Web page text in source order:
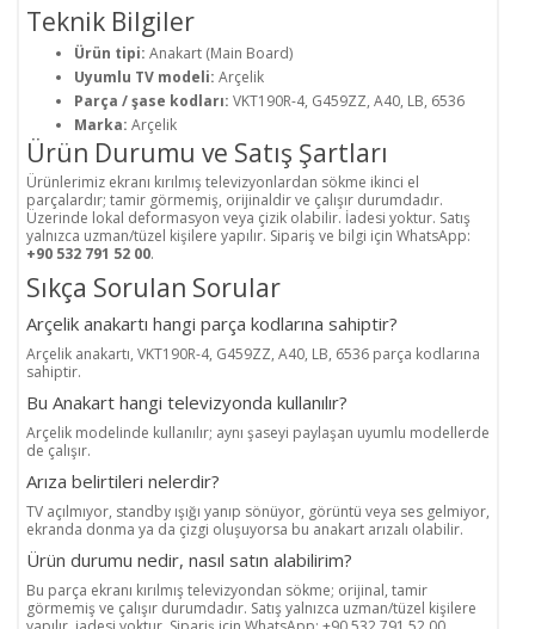
Teknik Bilgiler
Ürün tipi: Anakart (Main Board)
Uyumlu TV modeli: Arçelik
Parça / şase kodları: VKT190R-4, G459ZZ, A40, LB, 6536
Marka: Arçelik
Ürün Durumu ve Satış Şartları
Ürünlerimiz ekranı kırılmış televizyonlardan sökme ikinci el
parçalardır; tamir görmemiş, orijinaldir ve çalışır durumdadır.
Üzerinde lokal deformasyon veya çizik olabilir. İadesi yoktur. Satış
yalnızca uzman/tüzel kişilere yapılır. Sipariş ve bilgi için WhatsApp:
+90 532 791 52 00.
Sıkça Sorulan Sorular
Arçelik anakartı hangi parça kodlarına sahiptir?
Arçelik anakartı, VKT190R-4, G459ZZ, A40, LB, 6536 parça kodlarına
sahiptir.
Bu Anakart hangi televizyonda kullanılır?
Arçelik modelinde kullanılır; aynı şaseyi paylaşan uyumlu modellerde
de çalışır.
Arıza belirtileri nelerdir?
TV açılmıyor, standby ışığı yanıp sönüyor, görüntü veya ses gelmiyor,
ekranda donma ya da çizgi oluşuyorsa bu anakart arızalı olabilir.
Ürün durumu nedir, nasıl satın alabilirim?
Bu parça ekranı kırılmış televizyondan sökme; orijinal, tamir
görmemiş ve çalışır durumdadır. Satış yalnızca uzman/tüzel kişilere